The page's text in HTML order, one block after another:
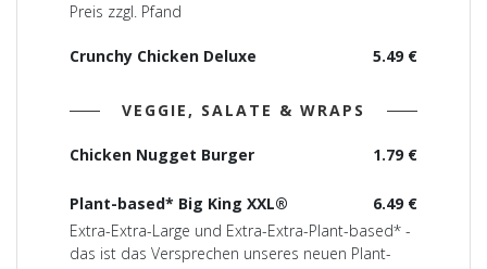
Preis zzgl. Pfand
5.49 €
Crunchy Chicken Deluxe
VEGGIE, SALATE & WRAPS
1.79 €
Chicken Nugget Burger
6.49 €
Plant-based* Big King XXL®
Extra-Extra-Large und Extra-Extra-Plant-based* -
das ist das Versprechen unseres neuen Plant-